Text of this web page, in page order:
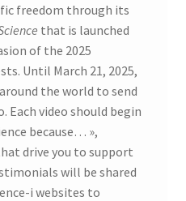
freedom through its
that is launched
of the 2025
Until March 21, 2025,
the world to send
Each video should begin
because… »,
drive you to support
will be shared
i websites to